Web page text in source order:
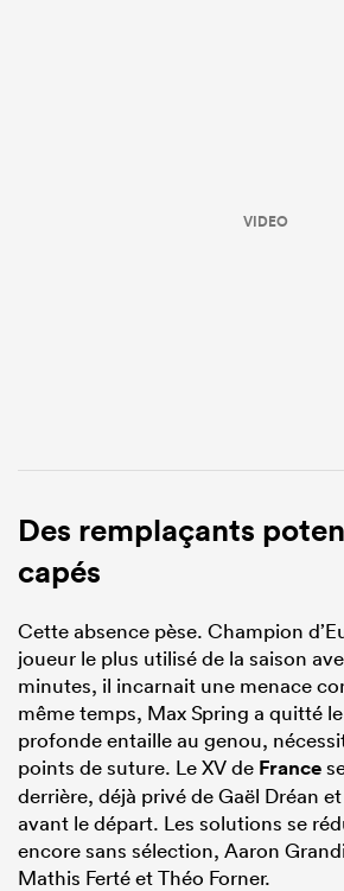
VIDEO
Des remplaçants
capés
Cette absence pèse. Champion
joueur le plus utilisé de la saison
minutes, il incarnait une menace
même temps, Max Spring a quitté
profonde entaille au genou,
points de suture. Le XV de France
derrière, déjà privé de Gaël Dréan
avant le départ. Les solutions se
encore sans sélection, Aaron
Mathis Ferté et Théo Forner.